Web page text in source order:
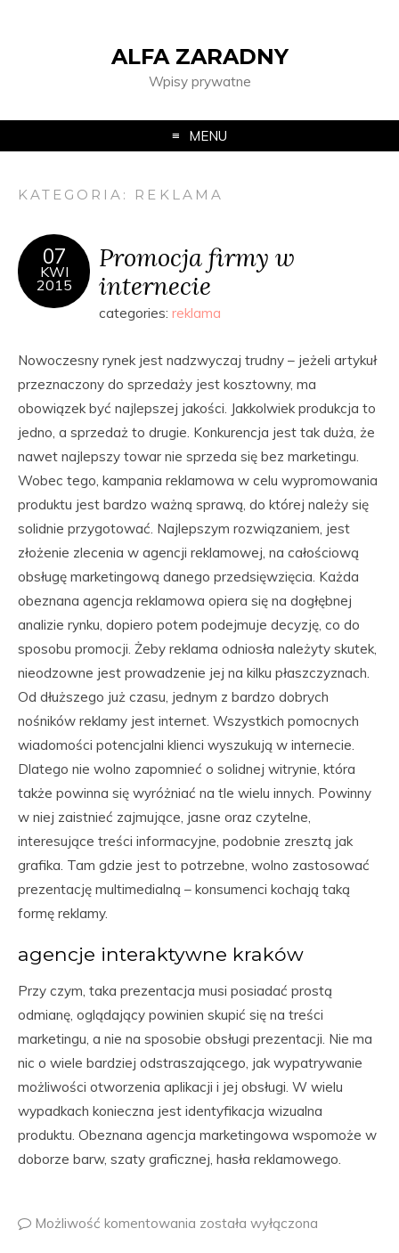
ALFA ZARADNY
Wpisy prywatne
MENU
KATEGORIA: REKLAMA
07
KWI
2015
Promocja firmy w
internecie
categories: reklama
Nowoczesny rynek jest nadzwyczaj trudny – jeżeli artykuł
przeznaczony do sprzedaży jest kosztowny, ma
obowiązek być najlepszej jakości. Jakkolwiek produkcja to
jedno, a sprzedaż to drugie. Konkurencja jest tak duża, że
nawet najlepszy towar nie sprzeda się bez marketingu.
Wobec tego, kampania reklamowa w celu wypromowania
produktu jest bardzo ważną sprawą, do której należy się
solidnie przygotować. Najlepszym rozwiązaniem, jest
złożenie zlecenia w agencji reklamowej, na całościową
obsługę marketingową danego przedsięwzięcia. Każda
obeznana agencja reklamowa opiera się na dogłębnej
analizie rynku, dopiero potem podejmuje decyzję, co do
sposobu promocji. Żeby reklama odniosła należyty skutek,
nieodzowne jest prowadzenie jej na kilku płaszczyznach.
Od dłuższego już czasu, jednym z bardzo dobrych
nośników reklamy jest internet. Wszystkich pomocnych
wiadomości potencjalni klienci wyszukują w internecie.
Dlatego nie wolno zapomnieć o solidnej witrynie, która
także powinna się wyróżniać na tle wielu innych. Powinny
w niej zaistnieć zajmujące, jasne oraz czytelne,
interesujące treści informacyjne, podobnie zresztą jak
grafika. Tam gdzie jest to potrzebne, wolno zastosować
prezentację multimedialną – konsumenci kochają taką
formę reklamy.
agencje interaktywne kraków
Przy czym, taka prezentacja musi posiadać prostą
odmianę, oglądający powinien skupić się na treści
marketingu, a nie na sposobie obsługi prezentacji. Nie ma
nic o wiele bardziej odstraszającego, jak wypatrywanie
możliwości otworzenia aplikacji i jej obsługi. W wielu
wypadkach konieczna jest identyfikacja wizualna
produktu. Obeznana agencja marketingowa wspomoże w
doborze barw, szaty graficznej, hasła reklamowego.
Możliwość komentowania została wyłączona